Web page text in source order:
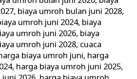
, biaya umroh bulan juni 2028,
umroh juni 2024, biaya
umroh juni 2026, biaya
umroh juni 2028, cuaca
biaya umroh juni, harga
, harga biaya umroh juni 2025,